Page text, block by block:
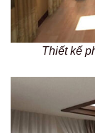
Thiết kế